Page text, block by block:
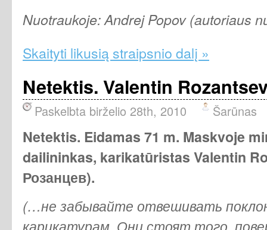
Nuotraukoje: Andrej Popov(autoriaus
Skaityti likusią straipsnio dalį »
Netektis. Valentin
Paskelbta birželio 28th, 2010 Šarūnas
Netektis. Eidamas 71 m. Maskvoje
dailininkas, karikatūristas Valentin
Розанцев).
(…не забывайте отвешивать
карикатурам. Они стоят того,